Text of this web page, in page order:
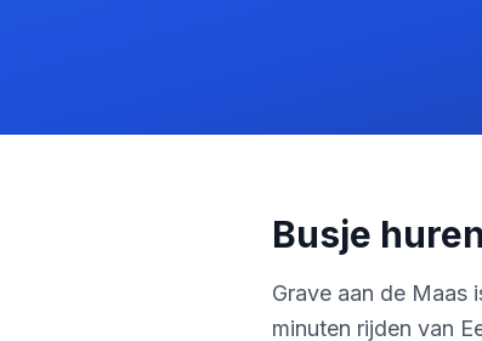
Busje
Grave aan de Maas
minuten rijden van